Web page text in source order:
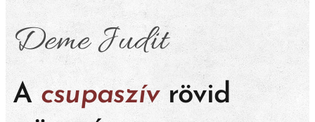
Deme Judit
A csupaszív rövid